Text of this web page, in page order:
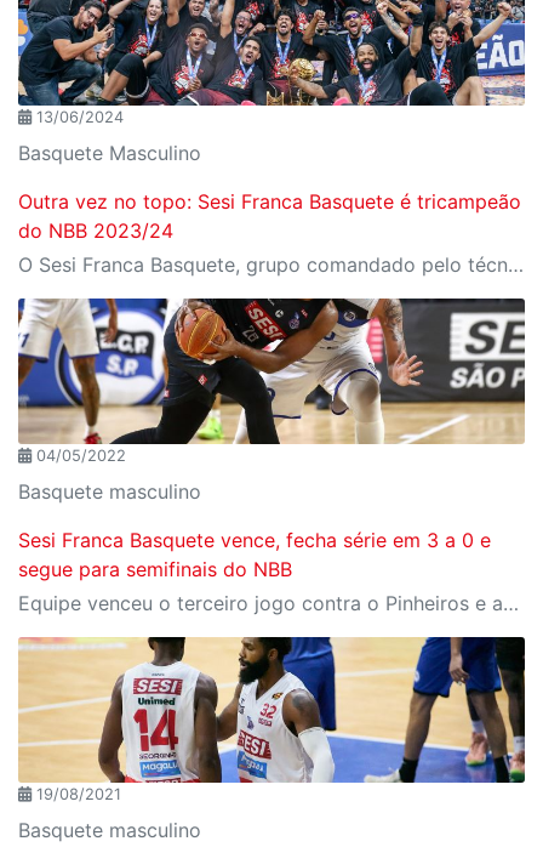
13/06/2024
Basquete Masculino
Outra vez no topo: Sesi Franca Basquete é tricampeão
do NBB 2023/24
O Sesi Franca Basquete, grupo comandado pelo técnico Helinho Garcia, repete o feito e conquista o título do NBB - Novo Basquete Brasil 2023/24
04/05/2022
Basquete masculino
Sesi Franca Basquete vence, fecha série em 3 a 0 e
segue para semifinais do NBB
Equipe venceu o terceiro jogo contra o Pinheiros e avança no torneio nacional
19/08/2021
Basquete masculino